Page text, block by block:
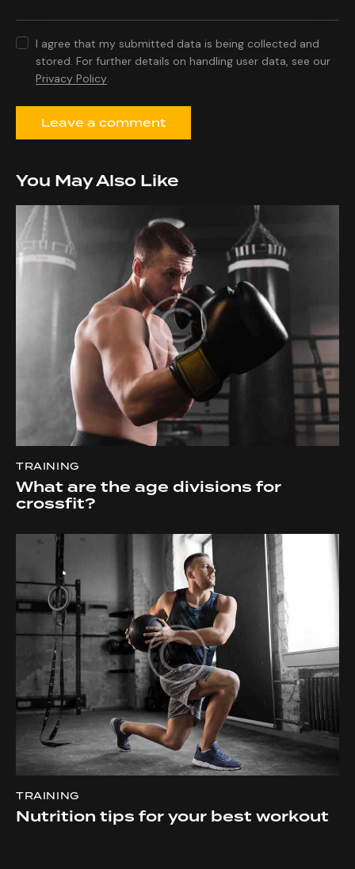
I agree that my submitted data is being collected and
stored. For further details on handling user data, see our
Privacy Policy
You May Also Like
TRAINING
What are the age divisions for
crossfit?
TRAINING
Nutrition tips for your best workout